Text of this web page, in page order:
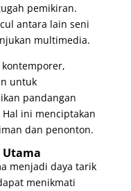
pemikiran.
antara lain seni
multimedia.
untuk
pandangan
ini menciptakan
dan penonton.
menjadi daya tarik
menikmati